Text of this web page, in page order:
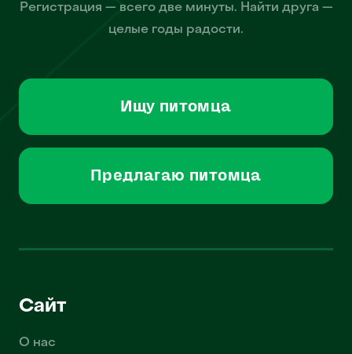
Регистрация — всего две минуты. Найти друга —
целые годы радости.
Ищу питомца
Предлагаю питомца
Сайт
О нас